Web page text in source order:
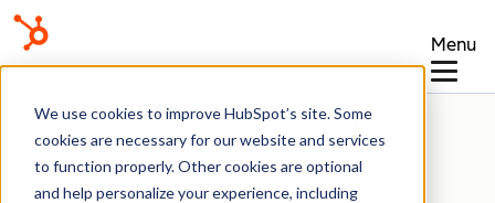
We use cookies to improve HubSpot’s site. Some
cookies are necessary for our website and services
to function properly. Other cookies are optional
and help personalize your experience, including
Menu
Kennisbank